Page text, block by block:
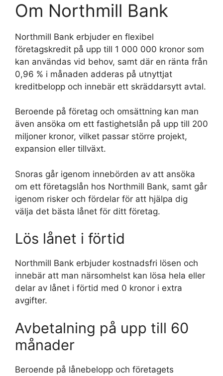
Om Northmill Bank
Northmill Bank erbjuder en flexibel
företagskredit på upp till 1 000 000 kronor som
kan användas vid behov, samt där en ränta från
0,96 % i månaden adderas på utnyttjat
kreditbelopp och innebär ett skräddarsytt avtal.
Beroende på företag och omsättning kan man
även ansöka om ett fastighetslån på upp till 200
miljoner kronor, vilket passar större projekt,
expansion eller tillväxt.
Snoras går igenom innebörden av att ansöka
om ett företagslån hos Northmill Bank, samt går
igenom risker och fördelar för att hjälpa dig
välja det bästa lånet för ditt företag.
Lös lånet i förtid
Northmill Bank erbjuder kostnadsfri lösen och
innebär att man närsomhelst kan lösa hela eller
delar av lånet i förtid med 0 kronor i extra
avgifter.
Avbetalning på upp till 60
månader
Beroende på lånebelopp och företagets